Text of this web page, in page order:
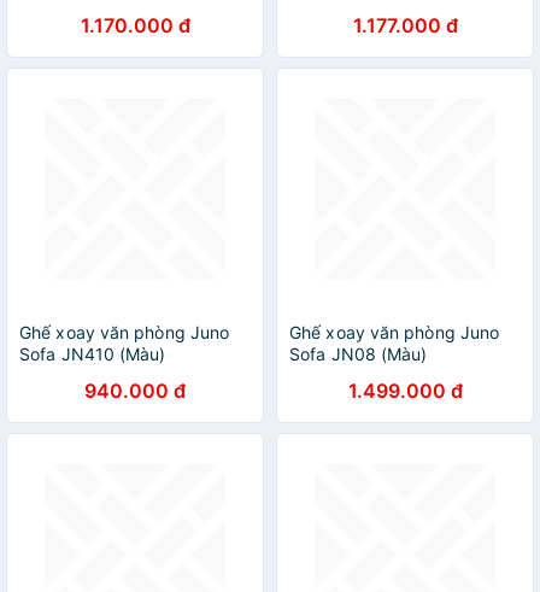
1.170.000 đ 1.177.000 đ
Ghế xoay văn phòng Juno
Sofa JN410 (Màu)
940.000 đ
Ghế xoay văn phòng Juno
Sofa JN08 (Màu)
1.499.000 đ